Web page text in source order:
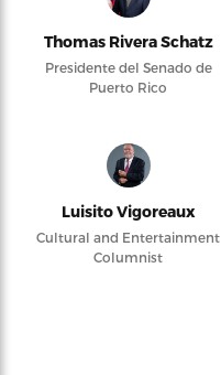
Thomas Rivera Schatz
Presidente del Senado de
Puerto Rico
Luisito Vigoreaux
Cultural and Entertainment
Columnist